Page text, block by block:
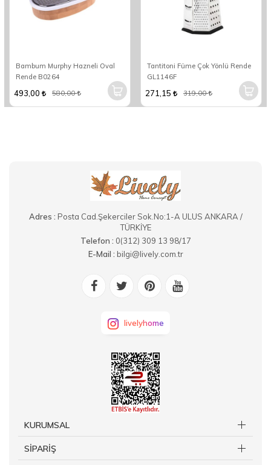
Bambum Murphy Hazneli Oval
Rende B0264
493,00 580,00
Tantitoni Füme Çok Yönlü Rende
GL1146F
271,15 319,00
Adres : Posta Cad.Şekerciler Sok.No:1-A ULUS ANKARA /
TÜRKİYE
Telefon : 0(312) 309 13 98/17
E-Mail : bilgi@lively.com.tr
livelyhome
KURUMSAL
SİPARİŞ